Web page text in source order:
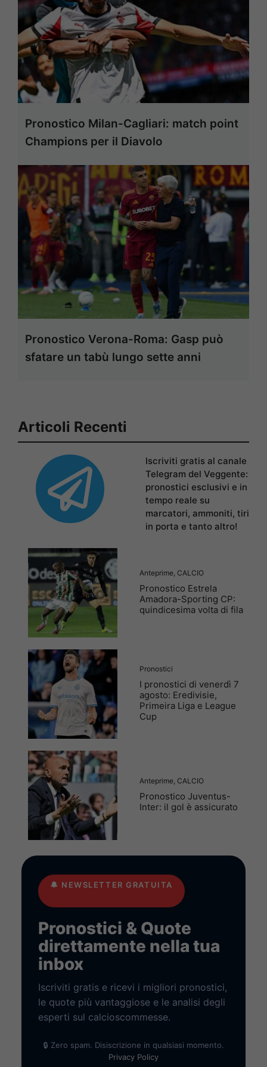
Pronostico Milan-Cagliari: match point
Champions per il Diavolo
Pronostico Verona-Roma: Gasp può
sfatare un tabù lungo sette anni
Articoli Recenti
Iscriviti gratis al canale
Telegram del Veggente:
pronostici esclusivi e in
tempo reale su
marcatori, ammoniti, tiri
in porta e tanto altro!
Anteprime CALCIO
Pronostico Estrela
Amadora-Sporting CP:
quindicesima volta di fila
Pronostici
I pronostici di venerdì 7
agosto: Eredivisie,
Primeira Liga e League
Cup
Anteprime CALCIO
Pronostico Juventus-
Inter: il gol è assicurato
🔔 NEWSLETTER GRATUITA
Pronostici & Quote
direttamente nella tua
inbox
Iscriviti gratis e ricevi i migliori pronostici,
le quote più vantaggiose e le analisi degli
esperti sul calcioscommesse.
🔒 Zero spam. Disiscrizione in qualsiasi momento.
Privacy Policy